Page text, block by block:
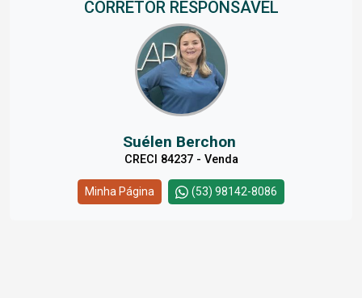
CORRETOR RESPONSÁVEL
Suélen Berchon
CRECI 84237 - Venda
Minha Página (53) 98142-8086